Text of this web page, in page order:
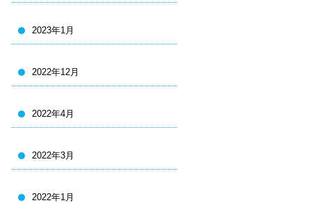
2023年1月
2022年12月
2022年4月
2022年3月
2022年1月